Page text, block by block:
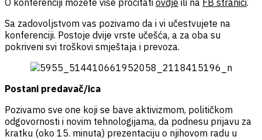
Sa zadovoljstvom vas pozivamo da i vi učestvujete na
konferenciji. Postoje dvije vrste učešća, a za oba su
pokriveni svi troškovi smještaja i prevoza.
Postani predavač/ica
Pozivamo sve one koji se bave aktivizmom, političkom
odgovornosti i novim tehnologijama, da podnesu prijavu za
kratku (oko 15. minuta) prezentaciju o njihovom radu u